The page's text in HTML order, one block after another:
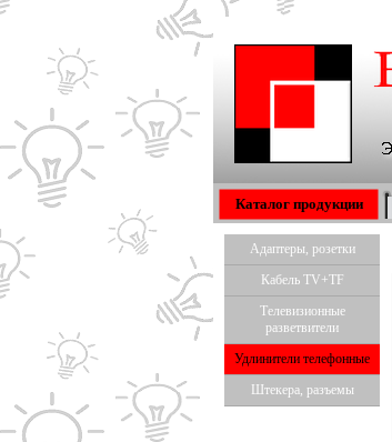
Каталог продукции
Адаптеры, розетки
Кабель TV+TF
Телевизионные
разветвители
Удлинители телефонные
Штекера, разъемы